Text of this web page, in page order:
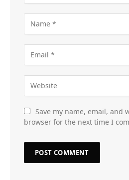
Save my name, email, and
browser for the next time I